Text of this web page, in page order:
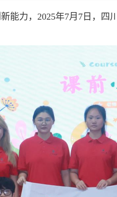
能力，2025年7月7日，